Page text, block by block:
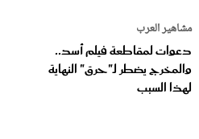
مشاهير العرب
دعوات لمقاطعة فيلم أسد..
والمخرج يضطر لـ"حرق" النهاية
لهذا السبب